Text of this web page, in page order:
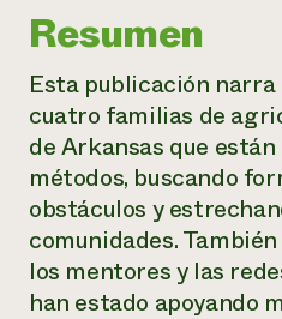
Programa de descuentos
Servicios energéticos
Servicios energéticos
LIHEAP
Centro de intercambio de
Oportunidades de
Noticias
Internship Hub
Buscar prácticas
Contratar a un becario
Todos
contribuyen a
resiliencia de
comunidad.
DONAR AHORA
Resumen
Esta publicación
cuatro familias de
de Arkansas que
métodos, buscando
obstáculos y
comunidades.
los mentores y las
han estado apoyando